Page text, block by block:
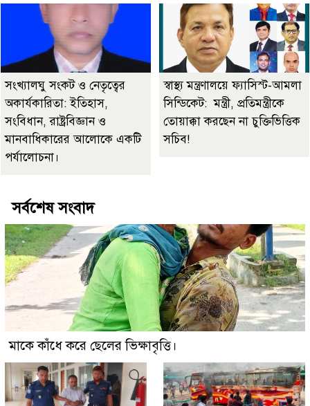
সংখ্যালঘু সংকট ও নেতৃত্বের
অকার্যকারিতা: ইতিহাস,
সংবিধান, রাষ্ট্রবিজ্ঞান ও
মানবাধিকারের আলোকে একটি
পর্যালোচনা।
স্বাস্থ্য মন্ত্রণালয়ে ফ্যাসিস্ট-আমলা
সিন্ডিকেট: মন্ত্রী, প্রতিমন্ত্রীকে
তোয়াক্কা করছেন না চুক্তিভিত্তিক
সচিব!
সর্বশেষ সংবাদ
মাকে কাঁধে করে ছেলের ভিক্ষাবৃত্তি।